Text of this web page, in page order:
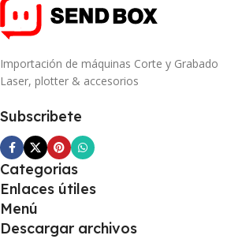
Importación de máquinas Corte y Grabado
Laser, plotter & accesorios
Subscribete
Categorias
Enlaces útiles
Menú
Descargar archivos